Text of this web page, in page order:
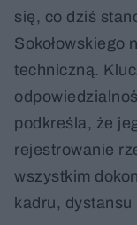
się, co dziś
Sokołowskiego
techniczną.
podkreśla, że
rejestrowanie
wszystkim
kadru, dystansu